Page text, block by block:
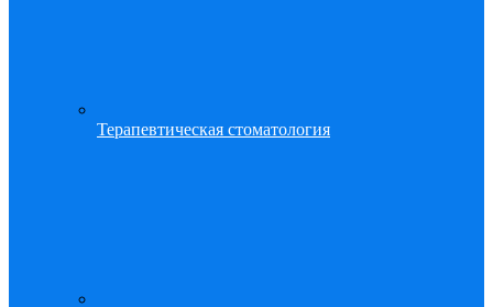
Терапевтическая стоматология